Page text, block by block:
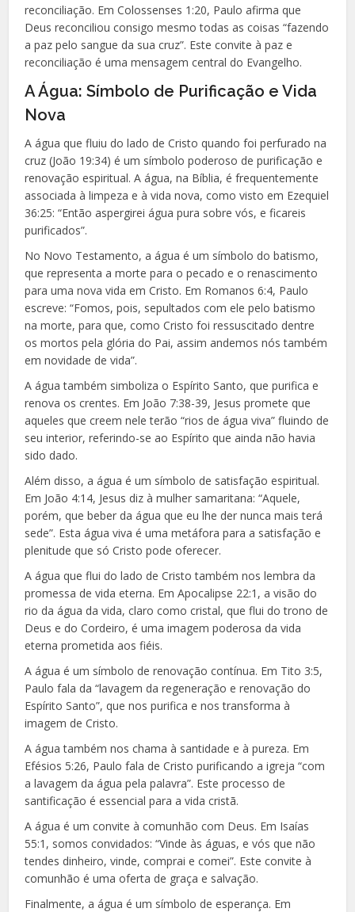
reconciliação. Em Colossenses 1:20, Paulo afirma que
Deus reconciliou consigo mesmo todas as coisas “fazendo
a paz pelo sangue da sua cruz”. Este convite à paz e
reconciliação é uma mensagem central do Evangelho.
A Água: Símbolo de Purificação e Vida
Nova
A água que fluiu do lado de Cristo quando foi perfurado na
cruz (João 19:34) é um símbolo poderoso de purificação e
renovação espiritual. A água, na Bíblia, é frequentemente
associada à limpeza e à vida nova, como visto em Ezequiel
36:25: “Então aspergirei água pura sobre vós, e ficareis
purificados”.
No Novo Testamento, a água é um símbolo do batismo,
que representa a morte para o pecado e o renascimento
para uma nova vida em Cristo. Em Romanos 6:4, Paulo
escreve: “Fomos, pois, sepultados com ele pelo batismo
na morte, para que, como Cristo foi ressuscitado dentre
os mortos pela glória do Pai, assim andemos nós também
em novidade de vida”.
A água também simboliza o Espírito Santo, que purifica e
renova os crentes. Em João 7:38-39, Jesus promete que
aqueles que creem nele terão “rios de água viva” fluindo de
seu interior, referindo-se ao Espírito que ainda não havia
sido dado.
Além disso, a água é um símbolo de satisfação espiritual.
Em João 4:14, Jesus diz à mulher samaritana: “Aquele,
porém, que beber da água que eu lhe der nunca mais terá
sede”. Esta água viva é uma metáfora para a satisfação e
plenitude que só Cristo pode oferecer.
A água que flui do lado de Cristo também nos lembra da
promessa de vida eterna. Em Apocalipse 22:1, a visão do
rio da água da vida, claro como cristal, que flui do trono de
Deus e do Cordeiro, é uma imagem poderosa da vida
eterna prometida aos fiéis.
A água é um símbolo de renovação contínua. Em Tito 3:5,
Paulo fala da “lavagem da regeneração e renovação do
Espírito Santo”, que nos purifica e nos transforma à
imagem de Cristo.
A água também nos chama à santidade e à pureza. Em
Efésios 5:26, Paulo fala de Cristo purificando a igreja “com
a lavagem da água pela palavra”. Este processo de
santificação é essencial para a vida cristã.
A água é um convite à comunhão com Deus. Em Isaías
55:1, somos convidados: “Vinde às águas, e vós que não
tendes dinheiro, vinde, comprai e comei”. Este convite à
comunhão é uma oferta de graça e salvação.
Finalmente, a água é um símbolo de esperança. Em